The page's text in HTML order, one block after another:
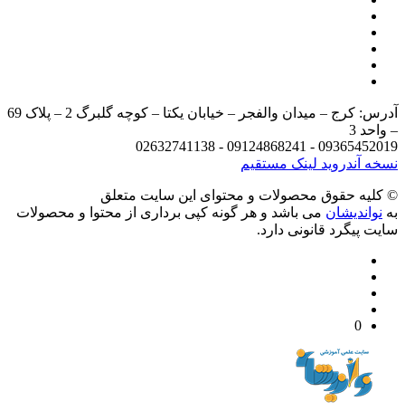
آدرس: کرج – میدان والفجر – خیابان یکتا – کوچه گلبرگ 2 – پلاک 69
3
09365452019 - 09124868241 -
آندرویدلینک مستقیم
حقوق محصولات و محتوای اين سایت متعلق
می باشد و هر گونه کپی برداری از محتوا و محصولات
پیگرد قانونی دارد.